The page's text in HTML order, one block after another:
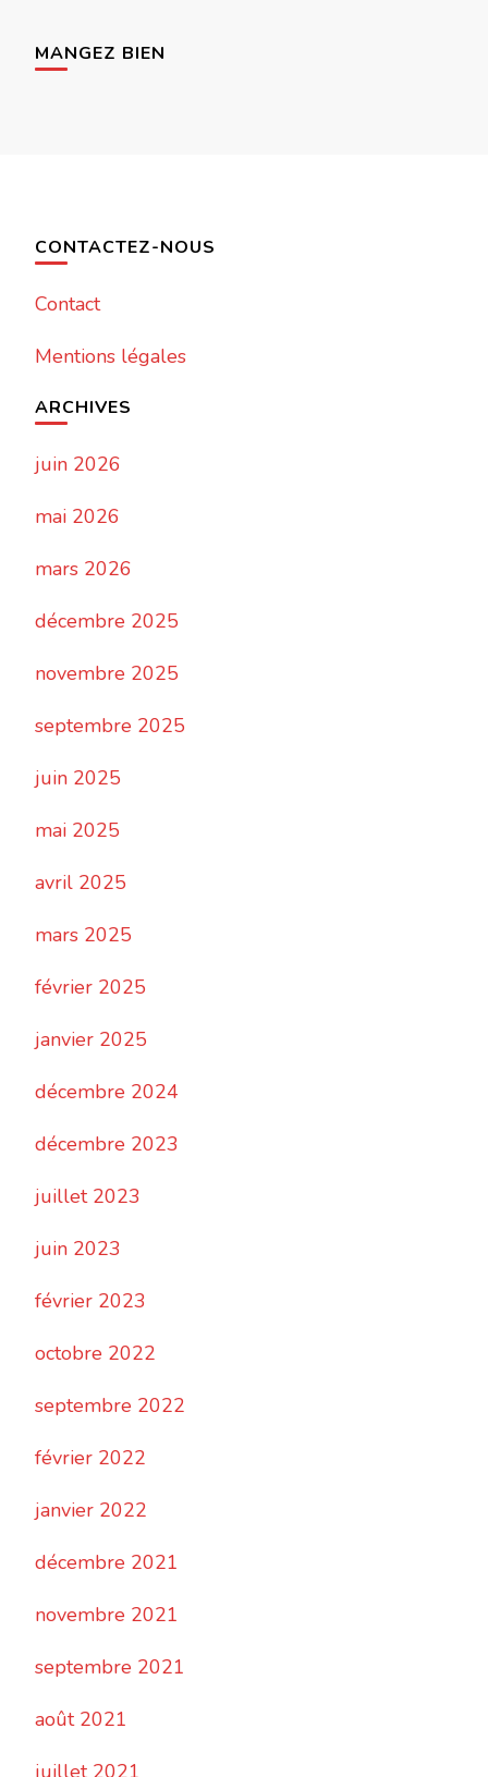
MANGEZ BIEN
CONTACTEZ-NOUS
Contact
Mentions légales
ARCHIVES
juin 2026
mai 2026
mars 2026
décembre 2025
novembre 2025
septembre 2025
juin 2025
mai 2025
avril 2025
mars 2025
février 2025
janvier 2025
décembre 2024
décembre 2023
juillet 2023
juin 2023
février 2023
octobre 2022
septembre 2022
février 2022
janvier 2022
décembre 2021
novembre 2021
septembre 2021
août 2021
juillet 2021